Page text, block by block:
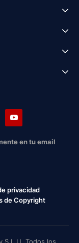
en tu email
privacidad
de Copyright